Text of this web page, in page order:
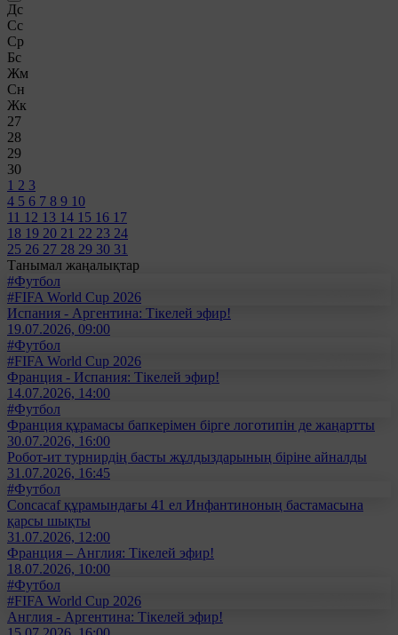
Дс
Сс
Ср
Бс
Жм
Сн
Жк
27
28
29
30
1 2 3
4 5 6 7 8 9 10
11 12 13 14 15 16 17
18 19 20 21 22 23 24
25 26 27 28 29 30 31
Танымал жаңалықтар
#Футбол
#FIFA World Cup 2026
Испания - Аргентина: Тікелей эфир!
19.07.2026, 09:00
#Футбол
#FIFA World Cup 2026
Франция - Испания: Тікелей эфир!
14.07.2026, 14:00
#Футбол
Франция құрамасы бапкерімен бірге логотипін де жаңартты
30.07.2026, 16:00
Робот-ит турнирдің басты жұлдыздарының біріне айналды
31.07.2026, 16:45
#Футбол
Concacaf құрамындағы 41 ел Инфантиноның бастамасына
қарсы шықты
31.07.2026, 12:00
Франция – Англия: Тікелей эфир!
18.07.2026, 10:00
#Футбол
#FIFA World Cup 2026
Англия - Аргентина: Тікелей эфир!